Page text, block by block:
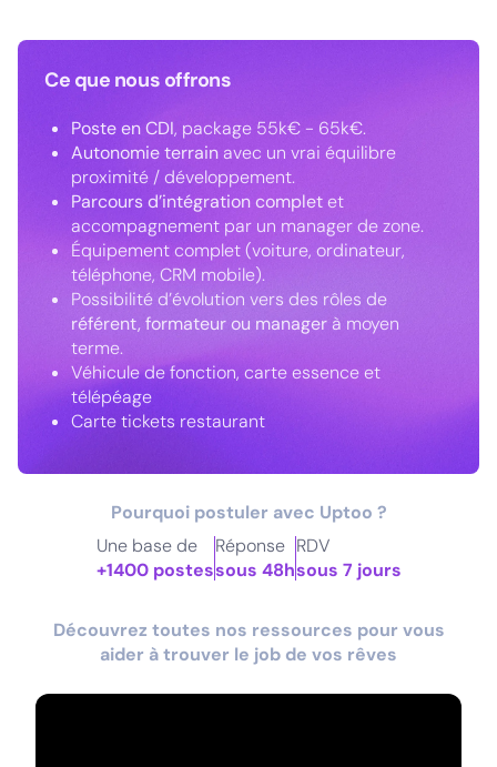
Ce que nous offrons
Poste en CDI, package 55k€ - 65k€.
Autonomie terrain avec un vrai équilibre
proximité / développement.
Parcours d’intégration completet
accompagnement par un manager de zone.
Équipement complet (voiture, ordinateur,
téléphone, CRM mobile).
Possibilité d’évolution vers des rôles de
référent, formateur ou manager à moyen
terme.
Véhicule de fonction, carte essence et
télépéage
Carte tickets restaurant
Pourquoi postuler avec Uptoo ?
Une base de
+1400 postes
Réponse
sous 48h
RDV
sous 7 jours
Découvrez toutes nos ressources pour vous
aider à trouver le job de vos rêves